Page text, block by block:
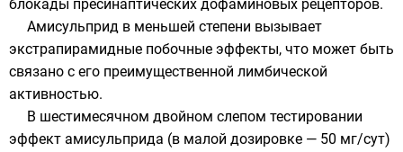
блокады пресинаптических дофаминовых рецепторов.
Амисульприд в меньшей степени вызывает
экстрапирамидные побочные эффекты, что может быть
связано с его преимущественной лимбической
активностью.
В шестимесячном двойном слепом тестировании
эффект амисульприда (в малой дозировке — 50 мг/сут)